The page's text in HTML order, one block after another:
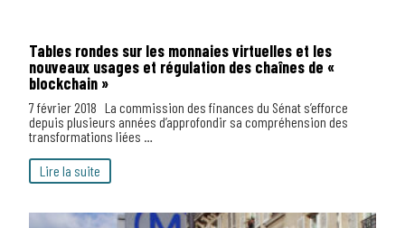
Tables rondes sur les monnaies virtuelles et les
nouveaux usages et régulation des chaînes de «
blockchain »
7 février 2018 La commission des finances du Sénat s’efforce
depuis plusieurs années d’approfondir sa compréhension des
transformations liées …
Lire la suite